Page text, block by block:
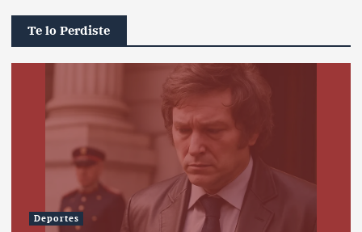
Te lo Perdiste
Deportes